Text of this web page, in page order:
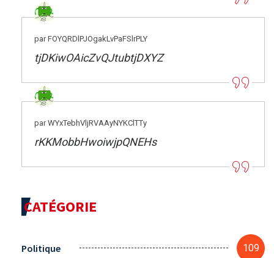
par FOYQRDlPJOgakLvPaFSlrPLY
tjDKiwOAicZvQJtubtjDXYZ
par WYxTebhVljRVAAyNYKClTTy
rKKMobbHwoiwjpQNEHs
CATÉGORIE
Politique 109